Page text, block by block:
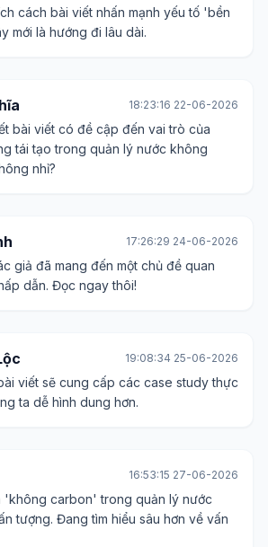
cách bài viết nhấn mạnh yếu tố 'bền
mới là hướng đi lâu dài.
18:23:16 22-06-2026
bài viết có đề cập đến vai trò của
tái tạo trong quản lý nước không
nhỉ?
17:26:29 24-06-2026
giả đã mang đến một chủ đề quan
dẫn. Đọc ngay thôi!
19:08:34 25-06-2026
viết sẽ cung cấp các case study thực
ta dễ hình dung hơn.
16:53:15 27-06-2026
'không carbon' trong quản lý nước
tượng. Đang tìm hiểu sâu hơn về vấn